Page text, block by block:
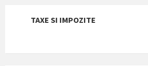
TAXE SI IMPOZITE